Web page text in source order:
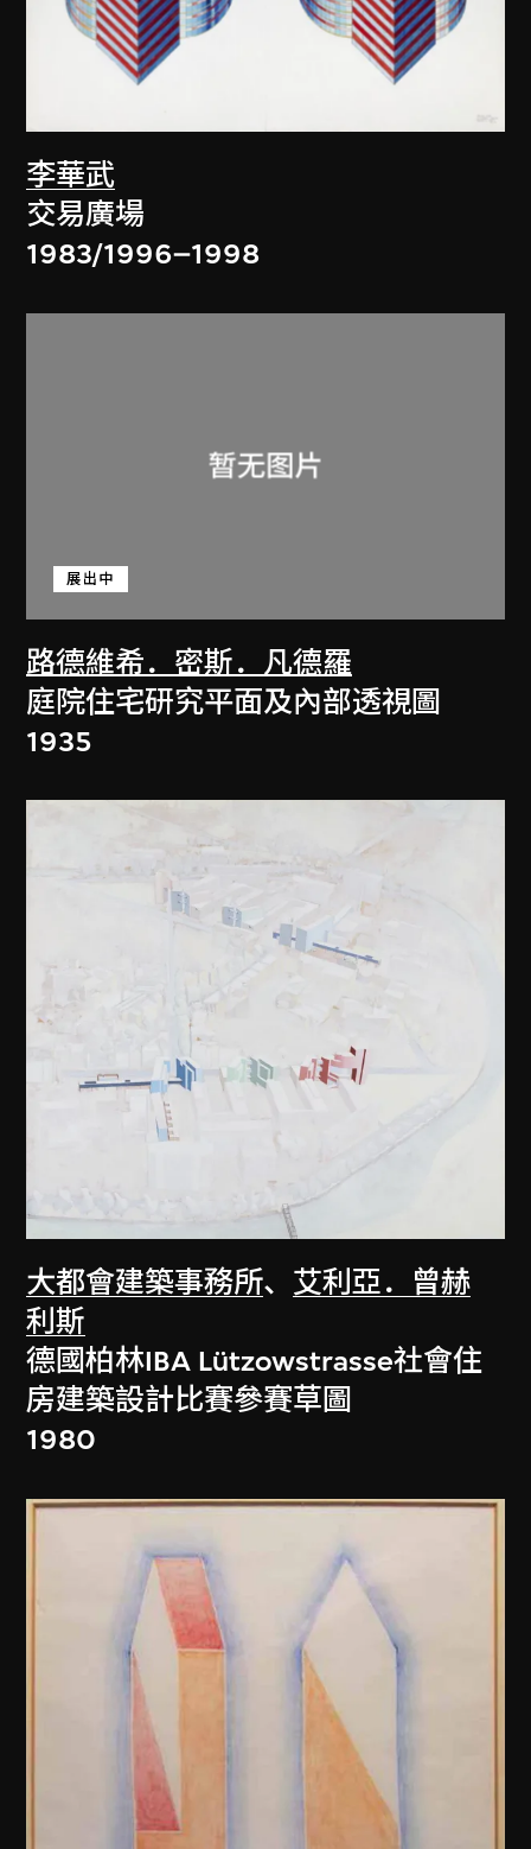
李華武
交易廣場
1983/1996–1998
路德維希．密斯．凡德羅
展出中
庭院住宅研究平面及內部透視圖
1935
大都會建築事務所、 艾利亞．曾赫
利斯
德國柏林IBA Lützowstrasse社會住
房建築設計比賽參賽草圖
1980